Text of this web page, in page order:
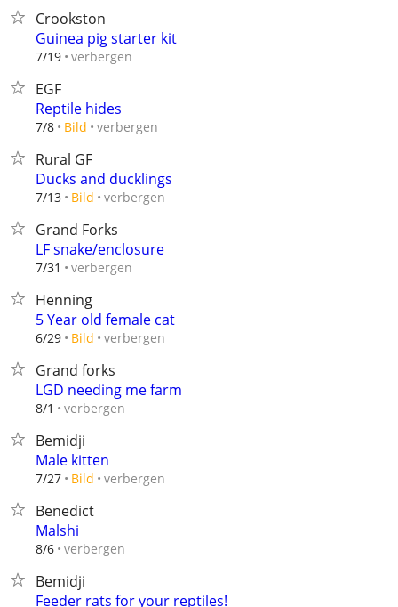
Crookston
Guinea pig starter kit
7/19 verbergen
EGF
Reptile hides
7/8 Bild verbergen
Rural GF
Ducks and ducklings
7/13 Bild verbergen
Grand Forks
LF snake/enclosure
7/31 verbergen
Henning
5 Year old female cat
6/29 Bild verbergen
Grand forks
LGD needing me farm
8/1 verbergen
Bemidji
Male kitten
7/27 Bild verbergen
Benedict
Malshi
8/6 verbergen
Bemidji
Feeder rats for your reptiles!